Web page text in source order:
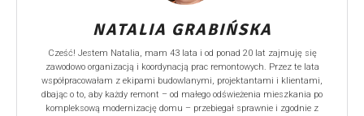
NATALIA GRABIŃSKA
Cześć! Jestem Natalia, mam 43 lata i od ponad 20 lat zajmuję się
zawodowo organizacją i koordynacją prac remontowych. Przez te lata
współpracowałam z ekipami budowlanymi, projektantami i klientami,
dbając o to, aby każdy remont – od małego odświeżenia mieszkania po
kompleksową modernizację domu – przebiegał sprawnie i zgodnie z